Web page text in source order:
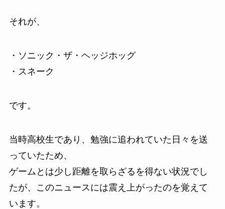
それが、
・ソニック・ザ・ヘッジホッグ
・スネーク
です。
当時高校生であり、勉強に追われていた日々を送
っていたため、
ゲームとは少し距離を取らざるを得ない状況でし
たが、このニュースには震え上がったのを覚えて
います。